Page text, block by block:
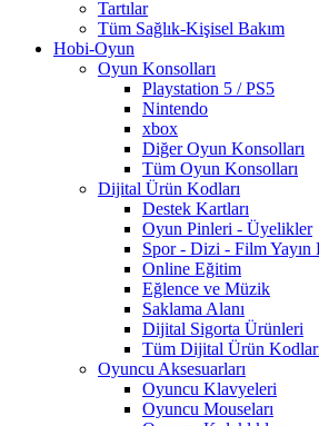
Tartılar
Tüm Sağlık-Kişisel Bakım
Hobi-Oyun
Oyun Konsolları
Playstation 5 / PS5
Nintendo
xbox
Diğer Oyun Konsolları
Tüm Oyun Konsolları
Dijital Ürün Kodları
Destek Kartları
Oyun Pinleri - Üyelikler
Spor - Dizi - Film Yayın
Online Eğitim
Eğlence ve Müzik
Saklama Alanı
Dijital Sigorta Ürünleri
Tüm Dijital Ürün
Oyuncu Aksesuarları
Oyuncu Klavyeleri
Oyuncu Mouseları